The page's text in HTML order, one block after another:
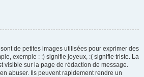
de petites images utilisées pour exprimer des
exemple : :) signifie joyeux, :( signifie triste. La
visible sur la page de rédaction de message.
abuser. Ils peuvent rapidement rendre un